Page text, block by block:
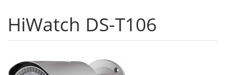
HiWatch DS-T106